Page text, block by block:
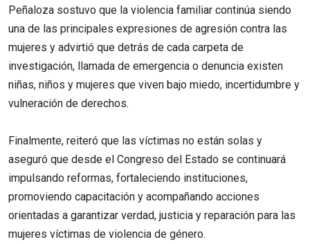
Peñaloza sostuvo que la violencia familiar continúa siendo
una de las principales expresiones de agresión contra las
mujeres y advirtió que detrás de cada carpeta de
investigación, llamada de emergencia o denuncia existen
niñas, niños y mujeres que viven bajo miedo, incertidumbre y
vulneración de derechos.
Finalmente, reiteró que las víctimas no están solas y
aseguró que desde el Congreso del Estado se continuará
impulsando reformas, fortaleciendo instituciones,
promoviendo capacitación y acompañando acciones
orientadas a garantizar verdad, justicia y reparación para las
mujeres víctimas de violencia de género.